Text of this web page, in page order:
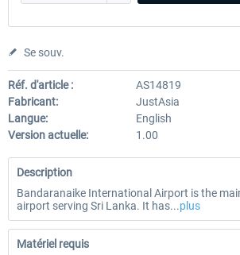
Se souv.
Réf. d'article :
AS14819
Fabricant:
JustAsia
Langue:
English
Version actuelle:
1.00
Description
Bandaranaike International Airport is the
airport serving Sri Lanka. It has...plus
Matériel requis